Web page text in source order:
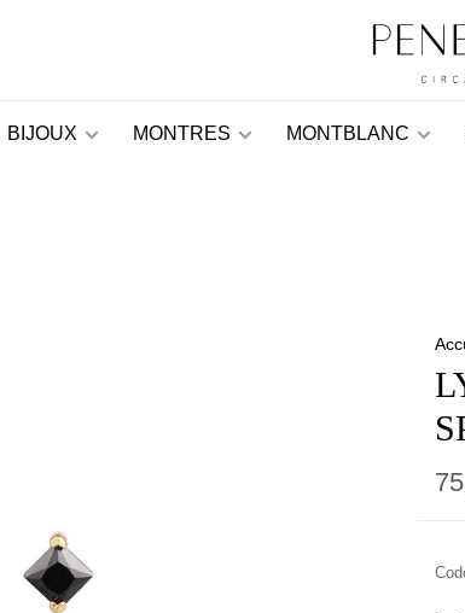
BIJOUX MONTRES MONTBLANC